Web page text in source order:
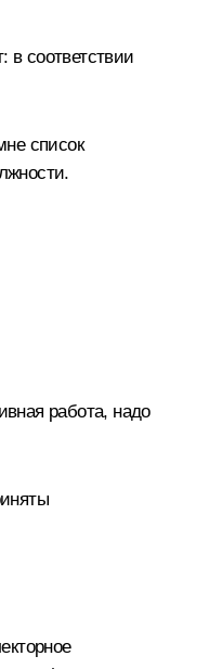
в соответствии
список
работа, надо